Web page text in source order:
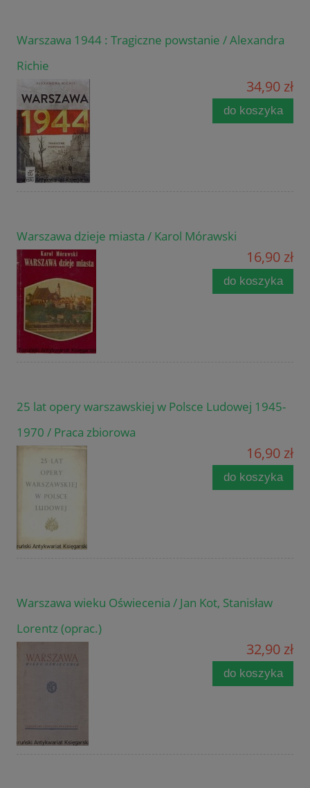
Warszawa 1944 : Tragiczne powstanie / Alexandra
Richie
34,90 zł
do koszyka
Warszawa dzieje miasta / Karol Mórawski
16,90 zł
do koszyka
25 lat opery warszawskiej w Polsce Ludowej 1945-
1970 / Praca zbiorowa
16,90 zł
do koszyka
Warszawa wieku Oświecenia / Jan Kot, Stanisław
Lorentz (oprac.)
32,90 zł
do koszyka